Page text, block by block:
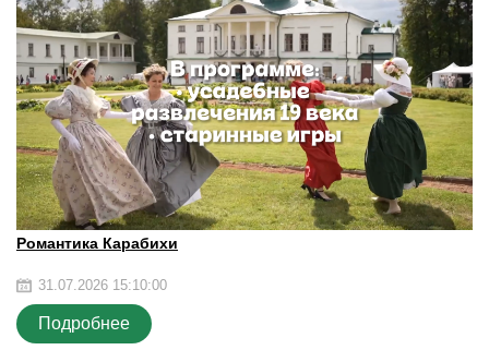
Романтика Карабихи
31.07.2026 15:10:00
Подробнее